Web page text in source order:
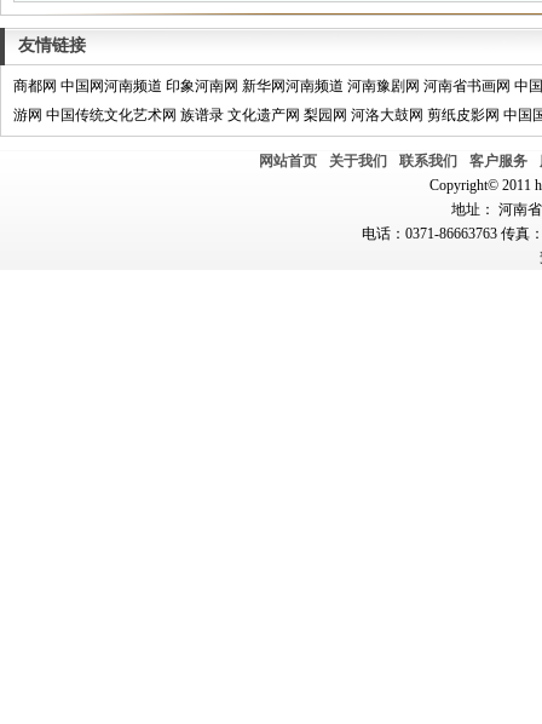
友情链接
商都网 中国网河南频道 印象河南网 新华网河南频道 河南豫剧网 河南省书画网 中
游网 中国传统文化艺术网 族谱录 文化遗产网 梨园网 河洛大鼓网 剪纸皮影网 中国
网站首页 关于我们 联系我们 客户服务
Copyright© 2011
地址： 河南
电话：0371-86663763 传真